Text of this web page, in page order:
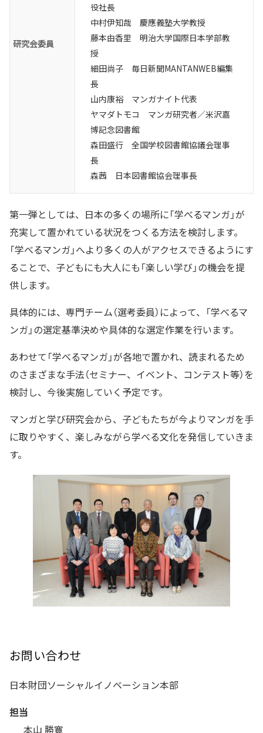
研究会委員
役社長
中村伊知哉 慶應義塾大学教授
藤本由香里 明治大学国際日本学部教
授
細田尚子 毎日新聞MANTANWEB編集
長
山内康裕 マンガナイト代表
ヤマダトモコ マンガ研究者／米沢嘉
博記念図書館
森田盛行 全国学校図書館協議会理事
長
森茜 日本図書館協会理事長
第一弾としては、日本の多くの場所に「学べるマンガ」が
充実して置かれている状況をつくる方法を検討します。
「学べるマンガ」へより多くの人がアクセスできるようにす
ることで、子どもにも大人にも「楽しい学び」の機会を提
供します。
具体的には、専門チーム（選考委員）によって、「学べるマ
ンガ」の選定基準決めや具体的な選定作業を行います。
あわせて「学べるマンガ」が各地で置かれ、読まれるため
のさまざまな手法（セミナー、イベント、コンテスト等）を
検討し、今後実施していく予定です。
マンガと学び研究会から、子どもたちが今よりマンガを手
に取りやすく、楽しみながら学べる文化を発信していきま
す。
お問い合わせ
日本財団ソーシャルイノベーション本部
担当
本山 勝寛